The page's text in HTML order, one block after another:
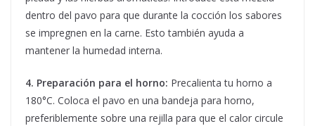
dentro del pavo para que durante la cocción los sabores
se impregnen en la carne. Esto también ayuda a
mantener la humedad interna.
4. Preparación para el horno: Precalienta tu horno a
180°C. Coloca el pavo en una bandeja para horno,
preferiblemente sobre una rejilla para que el calor circule